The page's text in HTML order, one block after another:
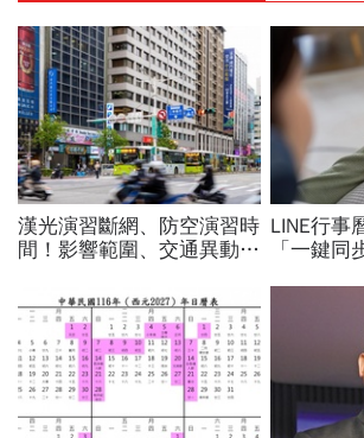
漢光演習斷網、防空演習時
間！影響範圍、交通異動…
鎮韌性演習不配合最高罰
15萬
LINE行事
「一鍵同